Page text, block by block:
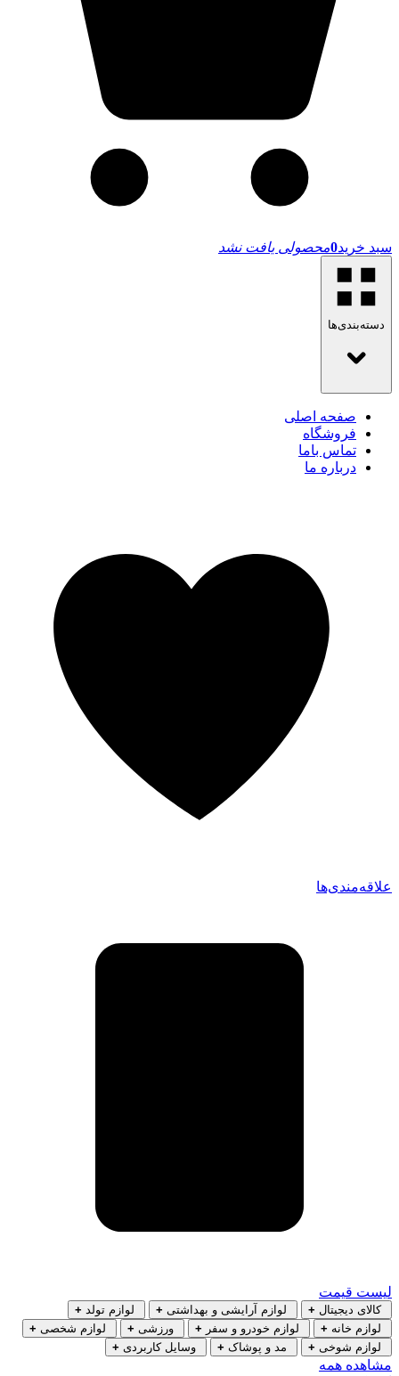
سبد خرید0محصولی یافت نشد
دسته‌بندی‌ها
صفحه اصلی
فروشگاه
تماس باما
درباره ما
علاقه‌مندی‌ها
لیست قیمت
کالای دیجیتال + لوازم آرایشی و بهداشتی + لوازم تولد +
لوازم خانه + لوازم خودرو و سفر + ورزشی + لوازم شخصی +
لوازم شوخی + مد و پوشاک + وسایل کاربردی +
مشاهده همه